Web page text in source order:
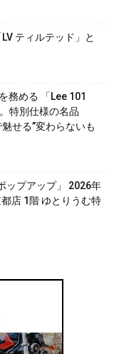
ティルテッド」と
務める 「Lee 101
特別仕様の名品
せる”変わらないも
ップアップ」 2026年
店 1階 ゆとりうむ特